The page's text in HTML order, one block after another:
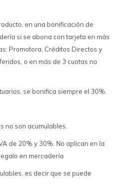
en una bonificación de
si se abona con tarjeta en más
Promotora, Créditos Directos y
o en más de 3 cuotas no
se bonifica siempre el 30%.
no son acumulables.
de 20% y 30%. No aplican en la
en mercadería
es decir que se puede